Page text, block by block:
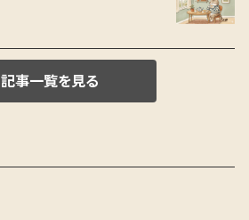
記事一覧を見る